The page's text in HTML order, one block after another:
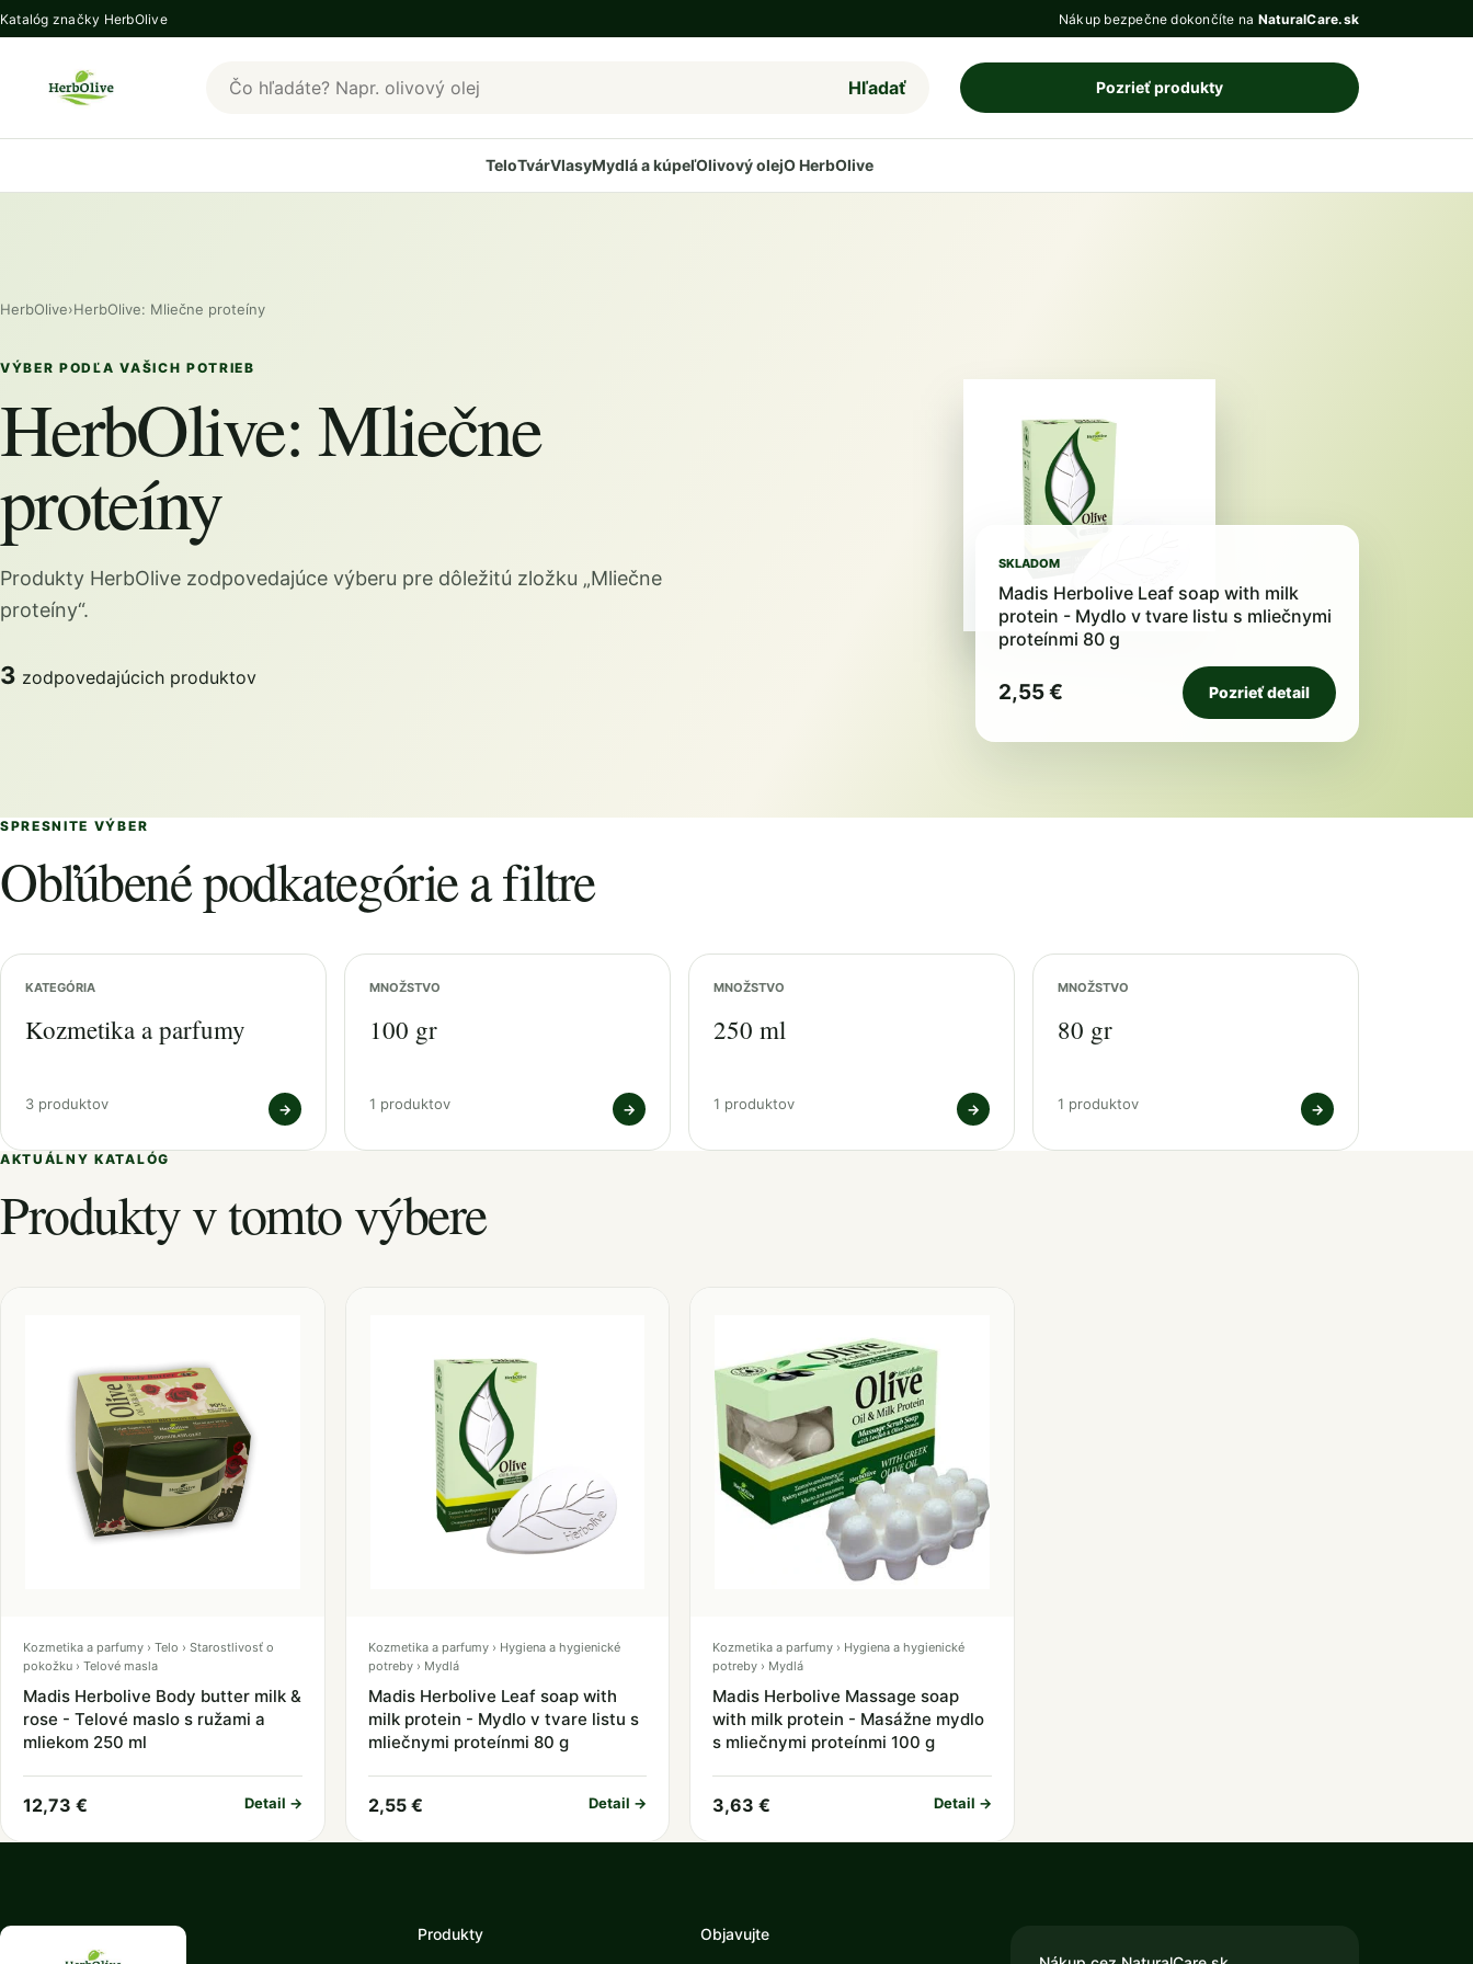
Katalóg značky HerbOlive Nákup bezpečne dokončíte na NaturalCare.sk
Hľadať produkty HerbOlive
Hľadať Pozrieť produkty
TeloTvárVlasyMydlá a kúpeľOlivový olejO HerbOlive
HerbOlive›HerbOlive: Mliečne proteíny
VÝBER PODĽA VAŠICH POTRIEB
HerbOlive: Mliečne
proteíny
Produkty HerbOlive zodpovedajúce výberu pre dôležitú zložku „Mliečne
proteíny“.
3 zodpovedajúcich produktov
SKLADOM
Madis Herbolive Leaf soap with milk
protein - Mydlo v tvare listu s mliečnymi
proteínmi 80 g
2,55 € Pozrieť detail
SPRESNITE VÝBER
Obľúbené podkategórie a filtre
KATEGÓRIA
Kozmetika a parfumy
3 produktov →
MNOŽSTVO
100 gr
1 produktov →
MNOŽSTVO
250 ml
1 produktov →
MNOŽSTVO
80 gr
1 produktov →
AKTUÁLNY KATALÓG
Produkty v tomto výbere
Kozmetika a parfumy › Telo › Starostlivosť o
pokožku › Telové masla
Madis Herbolive Body butter milk &
rose - Telové maslo s ružami a
mliekom 250 ml
12,73 € Detail →
Kozmetika a parfumy › Hygiena a hygienické
potreby › Mydlá
Madis Herbolive Leaf soap with
milk protein - Mydlo v tvare listu s
mliečnymi proteínmi 80 g
2,55 € Detail →
Kozmetika a parfumy › Hygiena a hygienické
potreby › Mydlá
Madis Herbolive Massage soap
with milk protein - Masážne mydlo
s mliečnymi proteínmi 100 g
3,63 € Detail →
Produkty
Objavujte